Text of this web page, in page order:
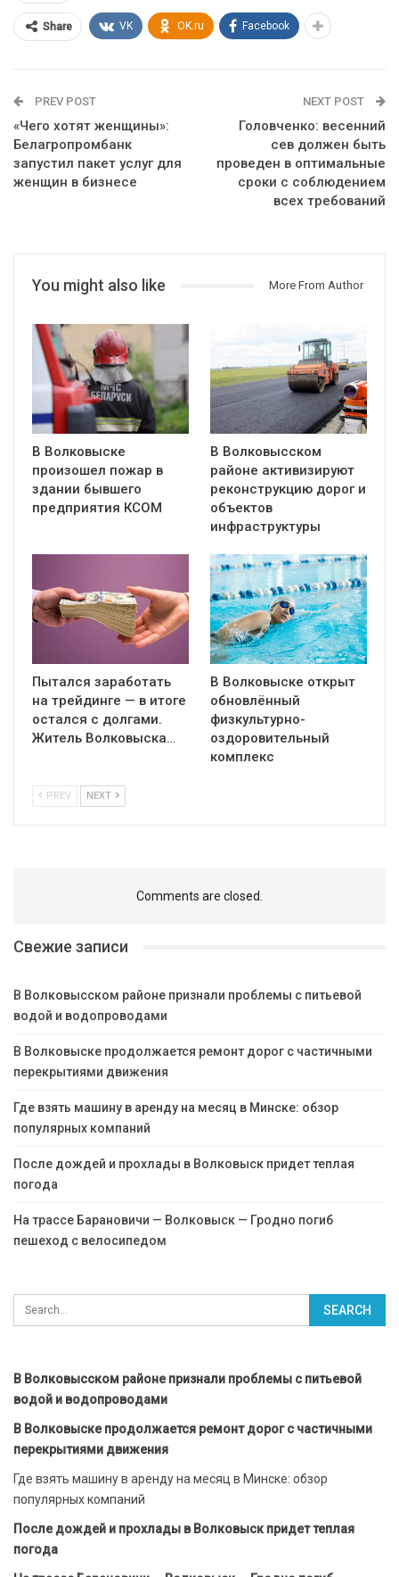
Share VK OK.ru Facebook
PREV POST
«Чего хотят женщины»:
Белагропромбанк
запустил пакет услуг для
женщин в бизнесе
NEXT POST
Головченко: весенний
сев должен быть
проведен в оптимальные
сроки с соблюдением
всех требований
You might also like More From Author
В Волковыске
произошел пожар в
здании бывшего
предприятия КСОМ
В Волковысском
районе активизируют
реконструкцию дорог и
объектов
инфраструктуры
Пытался заработать
на трейдинге — в итоге
остался с долгами.
Житель Волковыска…
В Волковыске открыт
обновлённый
физкультурно-
оздоровительный
комплекс
PREV NEXT
Comments are closed.
Свежие записи
В Волковысском районе признали проблемы с питьевой
водой и водопроводами
В Волковыске продолжается ремонт дорог с частичными
перекрытиями движения
Где взять машину в аренду на месяц в Минске: обзор
популярных компаний
После дождей и прохлады в Волковыск придет теплая
погода
На трассе Барановичи — Волковыск — Гродно погиб
пешеход с велосипедом
В Волковысском районе признали проблемы с питьевой
водой и водопроводами
В Волковыске продолжается ремонт дорог с частичными
перекрытиями движения
Где взять машину в аренду на месяц в Минске: обзор
популярных компаний
После дождей и прохлады в Волковыск придет теплая
погода